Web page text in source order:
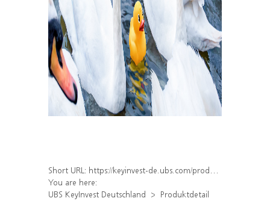
Short URL: https://keyinvest-de.ubs.com/produkt/detail/index/isin/DE000WA5NBG8
You are here:
UBS KeyInvest Deutschland
Produktdetail